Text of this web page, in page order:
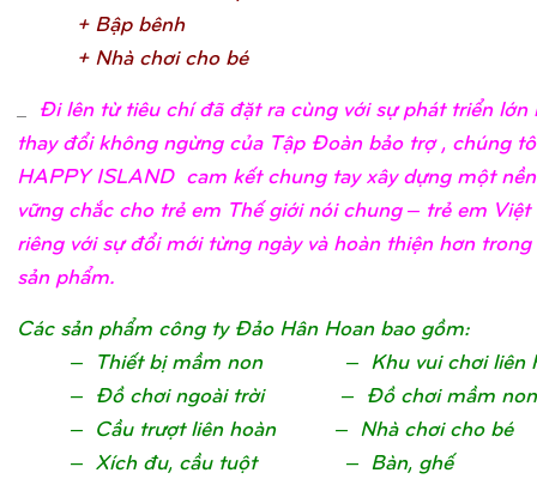
+ Bập bênh
+ Nhà chơi cho bé
Đi lên từ tiêu chí đã đặt ra cùng với sự phát triển lớn
thay đổi không ngừng của Tập Đoàn bảo trợ , chúng
HAPPY ISLAND cam kết chung tay xây dựng một
vững chắc cho trẻ em Thế giới nói chung – trẻ em
riêng với sự đổi mới từng ngày và hoàn thiện hơn
sản phẩm.
Các sản phẩm công ty Đảo Hân Hoan bao gồm:
– Thiết bị mầm non – Khu vui chơi liên
– Đồ chơi ngoài trời – Đồ chơi mầm non
– Cầu trượt liên hoàn – Nhà chơi cho bé
– Xích đu, cầu tuột – Bàn, ghế